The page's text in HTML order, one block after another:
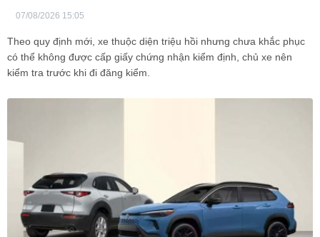
07/08/2026 15:05
Theo quy định mới, xe thuộc diện triệu hồi nhưng chưa khắc phục
có thể không được cấp giấy chứng nhận kiểm định, chủ xe nên
kiểm tra trước khi đi đăng kiểm.